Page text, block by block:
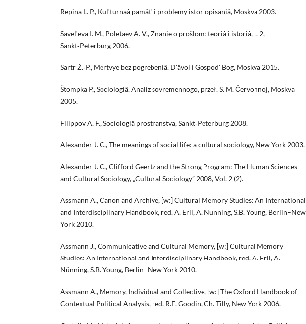
Repina L. P., Kulʹturnaâ pamâtʹ i problemy istoriopisaniâ, Moskva 2003.
Savelʹeva I. M., Poletaev A. V., Znanie o prošlom: teoriâ i istoriâ, t. 2,
Sankt‑Peterburg 2006.
Sartr Ž.‑P., Mertvye bez pogrebeniâ. Dʹâvol i Gospodʹ Bog, Moskva 2015.
Štompka P., Sociologiâ. Analiz sovremennogo, przeł. S. M. Červonnoj, Moskva
2005.
Filippov A. F., Sociologiâ prostranstva, Sankt‑Peterburg 2008.
Alexander J. C., The meanings of social life: a cultural sociology, New York 2003.
Alexander J. C., Clifford Geertz and the Strong Program: The Human Sciences
and Cultural Sociology, „Cultural Sociology” 2008, Vol. 2 (2).
Assmann A., Canon and Archive, [w:] Cultural Memory Studies: An International
and Interdisciplinary Handbook, red. A. Erll, A. Nünning, S.B. Young, Berlin–New
York 2010.
Assmann J., Communicative and Cultural Memory, [w:] Cultural Memory
Studies: An International and Interdisciplinary Handbook, red. A. Erll, A.
Nünning, S.B. Young, Berlin–New York 2010.
Assmann A., Memory, Individual and Collective, [w:] The Oxford Handbook of
Contextual Political Analysis, red. R.E. Goodin, Ch. Tilly, New York 2006.